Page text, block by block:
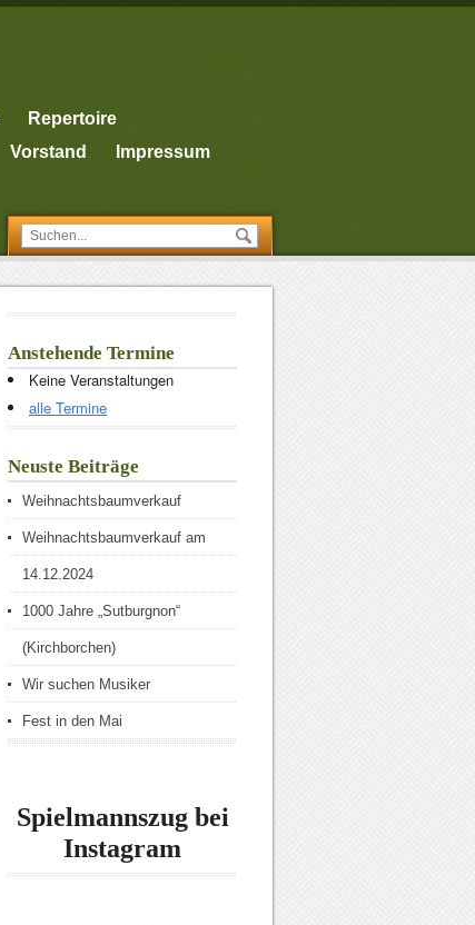
Repertoire
Vorstand Impressum
Anstehende Termine
Keine Veranstaltungen
alle Termine
Neuste Beiträge
Weihnachtsbaumverkauf
Weihnachtsbaumverkauf am
14.12.2024
1000 Jahre „Sutburgnon“
(Kirchborchen)
Wir suchen Musiker
Fest in den Mai
Spielmannszug bei
Instagram